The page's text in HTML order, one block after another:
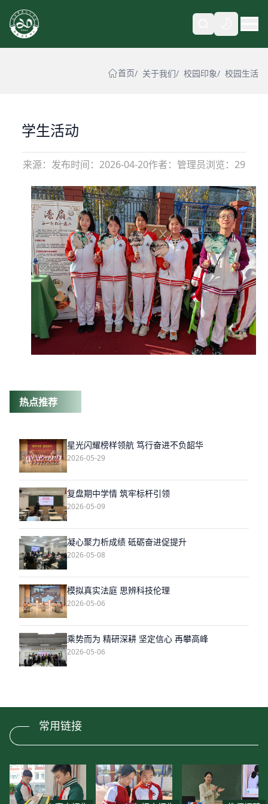
自动
首页 关于我们 校园印象 校园生活
学生活动
来源： 发布时间： 2026-04-20作者：管理员浏览：29
热点推荐
星光闪耀榜样领航 笃行奋进不负韶华
2026-05-29
复盘期中学情 筑牢标杆引领
2026-05-09
凝心聚力析成绩 砥砺奋进促提升
2026-05-08
模拟真实法庭 思辨科技伦理
2026-05-06
乘势而为 精研深耕 坚定信心 再攀高峰
2026-05-06
常用链接